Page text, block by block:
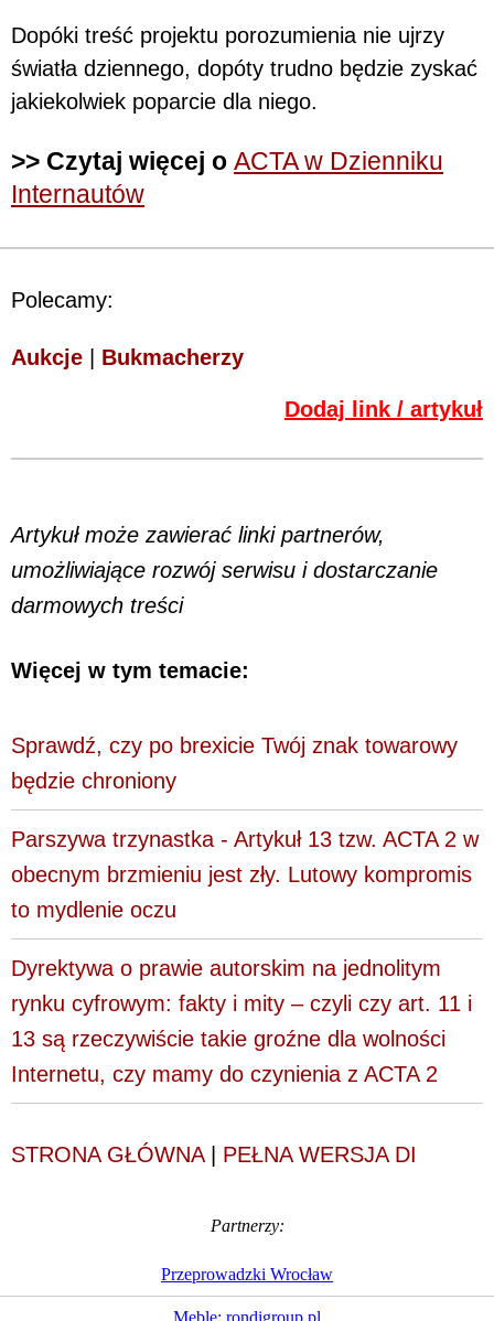
Dopóki treść projektu porozumienia nie ujrzy
światła dziennego, dopóty trudno będzie zyskać
jakiekolwiek poparcie dla niego.
>> Czytaj więcej o ACTA w Dzienniku
Internautów
Polecamy:
Aukcje Bukmacherzy
Dodaj link / artykuł
Artykuł może zawierać linki partnerów,
umożliwiające rozwój serwisu i dostarczanie
darmowych treści
Więcej w tym temacie:
Sprawdź, czy po brexicie Twój znak towarowy
będzie chroniony
Parszywa trzynastka - Artykuł 13 tzw. ACTA 2 w
obecnym brzmieniu jest zły. Lutowy kompromis
to mydlenie oczu
Dyrektywa o prawie autorskim na jednolitym
rynku cyfrowym: fakty i mity – czyli czy art. 11 i
13 są rzeczywiście takie groźne dla wolności
Internetu, czy mamy do czynienia z ACTA 2
STRONA GŁÓWNA| PEŁNA WERSJA DI
Partnerzy:
Przeprowadzki Wrocław